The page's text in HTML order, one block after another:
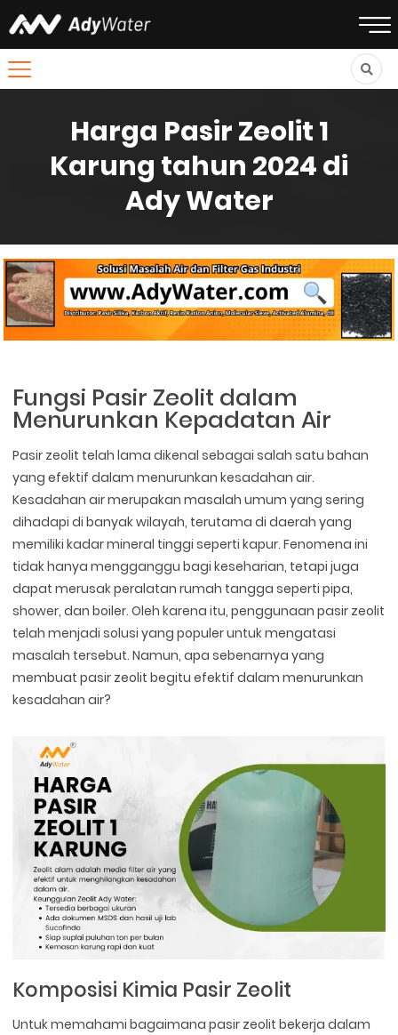
Harga Pasir Zeolit 1
Karung tahun 2024 di
Ady Water
Fungsi Pasir Zeolit dalam
Menurunkan Kepadatan Air
Pasir zeolit telah lama dikenal sebagai salah satu bahan
yang efektif dalam menurunkan kesadahan air.
Kesadahan air merupakan masalah umum yang sering
dihadapi di banyak wilayah, terutama di daerah yang
memiliki kadar mineral tinggi seperti kapur. Fenomena ini
tidak hanya mengganggu bagi keseharian, tetapi juga
dapat merusak peralatan rumah tangga seperti pipa,
shower, dan boiler. Oleh karena itu, penggunaan pasir zeolit
telah menjadi solusi yang populer untuk mengatasi
masalah tersebut. Namun, apa sebenarnya yang
membuat pasir zeolit begitu efektif dalam menurunkan
kesadahan air?
Komposisi Kimia Pasir Zeolit
Untuk memahami bagaimana pasir zeolit bekerja dalam